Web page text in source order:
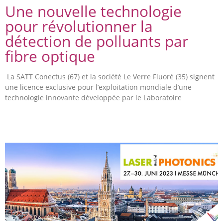
Une nouvelle technologie
pour révolutionner la
détection de polluants par
fibre optique
La SATT Conectus (67) et la société Le Verre Fluoré (35) signent
une licence exclusive pour l’exploitation mondiale d’une
technologie innovante développée par le Laboratoire